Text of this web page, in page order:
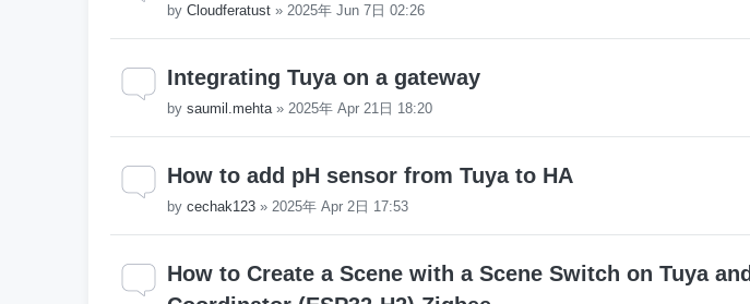
by Cloudferatust » 2025年 Jun 7日 02:26
Integrating Tuya on a gateway
by saumil.mehta» 2025年 Apr 21日 18:20
How to add pH sensor from Tuya to HA
by cechak123 » 2025年 Apr 2日 17:53
How to Create a Scene with a Scene Switch on Tuya and